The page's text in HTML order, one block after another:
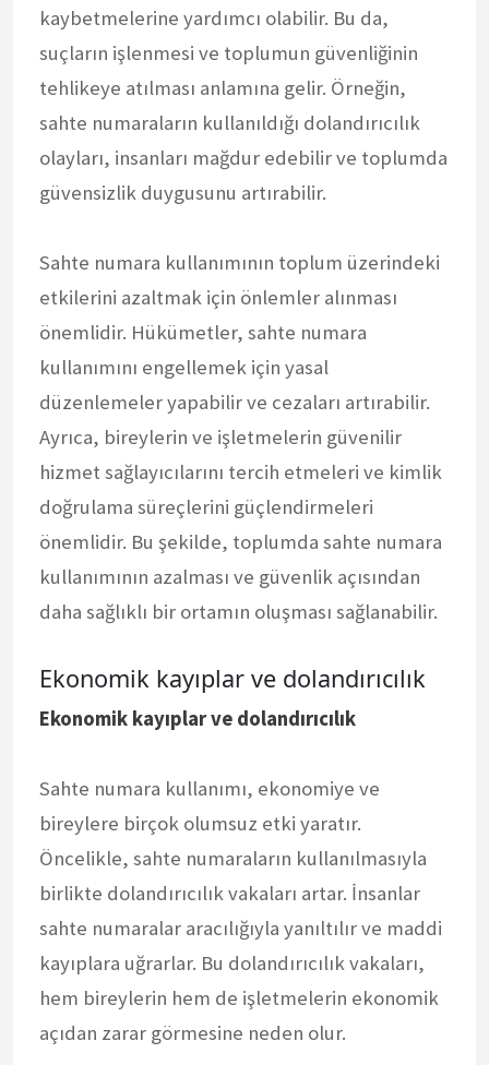
kaybetmelerine yardımcı olabilir. Bu da,
suçların işlenmesi ve toplumun güvenliğinin
tehlikeye atılması anlamına gelir. Örneğin,
sahte numaraların kullanıldığı dolandırıcılık
olayları, insanları mağdur edebilir ve toplumda
güvensizlik duygusunu artırabilir.
Sahte numara kullanımının toplum üzerindeki
etkilerini azaltmak için önlemler alınması
önemlidir. Hükümetler, sahte numara
kullanımını engellemek için yasal
düzenlemeler yapabilir ve cezaları artırabilir.
Ayrıca, bireylerin ve işletmelerin güvenilir
hizmet sağlayıcılarını tercih etmeleri ve kimlik
doğrulama süreçlerini güçlendirmeleri
önemlidir. Bu şekilde, toplumda sahte numara
kullanımının azalması ve güvenlik açısından
daha sağlıklı bir ortamın oluşması sağlanabilir.
Ekonomik kayıplar ve dolandırıcılık
Ekonomik kayıplar ve dolandırıcılık
Sahte numara kullanımı, ekonomiye ve
bireylere birçok olumsuz etki yaratır.
Öncelikle, sahte numaraların kullanılmasıyla
birlikte dolandırıcılık vakaları artar. İnsanlar
sahte numaralar aracılığıyla yanıltılır ve maddi
kayıplara uğrarlar. Bu dolandırıcılık vakaları,
hem bireylerin hem de işletmelerin ekonomik
açıdan zarar görmesine neden olur.